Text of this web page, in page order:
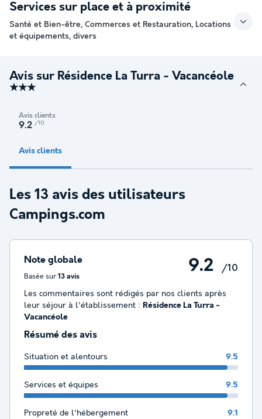
Services sur place et à proximité
Santé et Bien-être, Commerces et Restauration, Locations
et équipements, divers
Avis sur Résidence La Turra - Vacancéole
★★★
Avis clients
9.2 /10
Avis clients
Les 13 avis des utilisateurs
Campings.com
Note globale
Basée sur 13 avis
9.2 /10
Les commentaires sont rédigés par nos clients après
leur séjour à l'établissement : Résidence La Turra -
Vacancéole
Résumé des avis
Situation et alentours 9.5
Services et équipes 9.5
Propreté de l'hébergement 9.1